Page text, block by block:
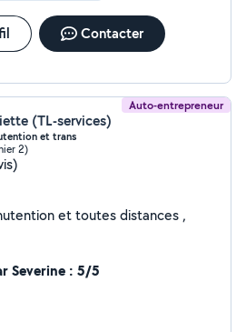
Contacter
Auto-entrepreneur
(TL-services)
et trans
2)
je vous aides a la manutention et toutes distances ,
Severine : 5/5